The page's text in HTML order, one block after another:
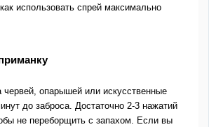
использовать спрей максимально
червей, опарышей или искусственные
до заброса. Достаточно 2-3 нажатий
не переборщить с запахом. Если вы